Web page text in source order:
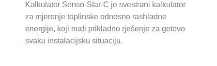
Kalkulator Senso-Star-C je svestrani kalkulator
za mjerenje toplinske odnosno rashladne
energije, koji nudi prikladno rješenje za gotovo
svaku instalacijsku situaciju.